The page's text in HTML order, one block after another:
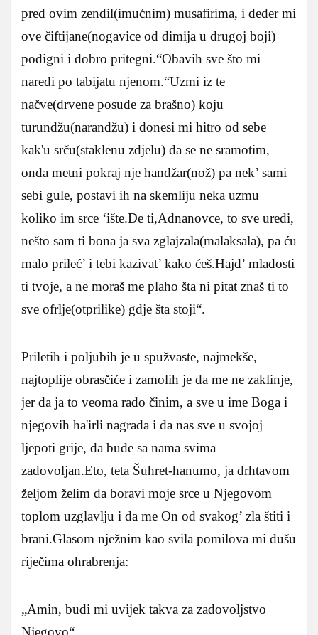
pred ovim zendil(imućnim) musafirima, i deder mi
ove čiftijane(nogavice od dimija u drugoj boji)
podigni i dobro pritegni.“Obavih sve što mi
naredi po tabijatu njenom.“Uzmi iz te
načve(drvene posude za brašno) koju
turundžu(narandžu) i donesi mi hitro od sebe
kak'u srču(staklenu zdjelu) da se ne sramotim,
onda metni pokraj nje handžar(nož) pa nek’ sami
sebi gule, postavi ih na skemliju neka uzmu
koliko im srce ‘ište.De ti,Adnanovce, to sve uredi,
nešto sam ti bona ja sva zglajzala(malaksala), pa ću
malo prileć’ i tebi kazivat’ kako ćeš.Hajd’ mladosti
ti tvoje, a ne moraš me plaho šta ni pitat znaš ti to
sve ofrlje(otprilike) gdje šta stoji“.
Priletih i poljubih je u spužvaste, najmekše,
najtoplije obrasčiće i zamolih je da me ne zaklinje,
jer da ja to veoma rado činim, a sve u ime Boga i
njegovih ha'irli nagrada i da nas sve u svojoj
ljepoti grije, da bude sa nama svima
zadovoljan.Eto, teta Šuhret-hanumo, ja drhtavom
željom želim da boravi moje srce u Njegovom
toplom uzglavlju i da me On od svakog’ zla štiti i
brani.Glasom nježnim kao svila pomilova mi dušu
riječima ohrabrenja:
„Amin, budi mi uvijek takva za zadovoljstvo
Njegovo“.